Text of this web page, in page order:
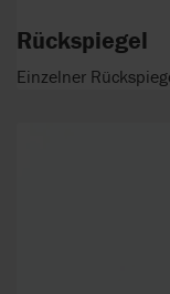
Rückspiegel
Einzelner